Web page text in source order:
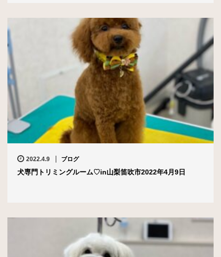
2022.4.9 ブログ
犬専門トリミングルーム♡in山梨笛吹市2022年4月9日